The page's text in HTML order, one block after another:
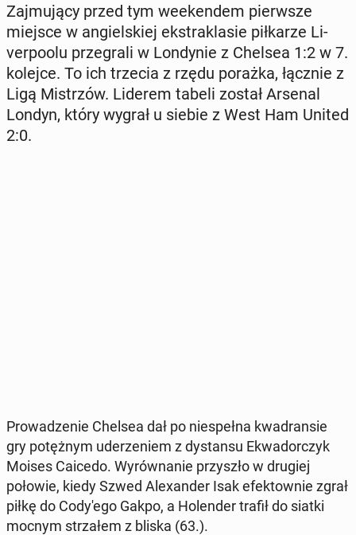
Zaj­mu­ją­cy przed tym week­en­dem pierw­sze
miejsce w an­giel­skiej eks­tra­kla­sie pił­ka­rze Li­
ver­po­olu prze­gra­li w Lon­dy­nie z Chelsea 1:2 w 7.
kolejce. To ich trzecia z rzędu porażka, łącznie z
Ligą Mi­strzów. Liderem tabeli został Arsenal
Londyn, który wygrał u siebie z West Ham United
2:0.
Pro­wa­dze­nie Chelsea dał po nie­speł­na kwa­dran­sie
gry po­tęż­nym ude­rze­niem z dy­stan­su Ekwa­dor­czyk
Moises Caicedo. Wy­rów­na­nie przy­szło w drugiej
połowie, kiedy Szwed Ale­xan­der Isak efek­tow­nie zgrał
piłkę do Co­dy­'e­go Gakpo, a Ho­len­der trafił do siatki
mocnym strza­łem z bliska (63.).